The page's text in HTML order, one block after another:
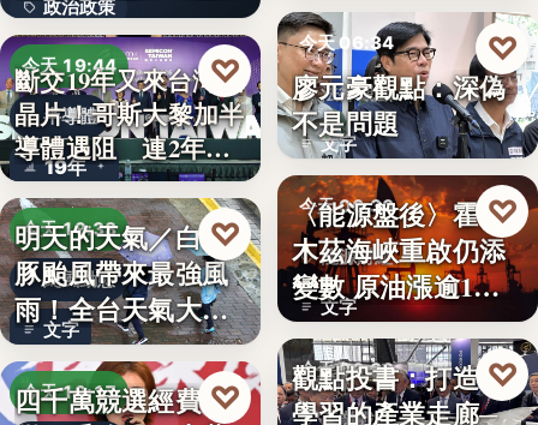
政治政策
50%
爸…
今天 19:44
半導體
19年
斷交19年又來台灣找
晶片！哥斯大黎加半
導體遇阻 連2年
參…
♡
今天 19:38
颱風動態
文字
明天的天氣／白海
豚颱風帶來最強風
雨！全台天氣大轉
變「豪雨…
♡
今天 19:17
四千萬競選經費，
♡
今天 06:34
法律觀點
文字
廖元豪觀點：深偽
不是問題
♡
今天 06:30
能源財經
文字
〈能源盤後〉霍爾
木茲海峽重啟仍添
變數 原油漲逾1%
但周…
♡
今天 06:30
產業戰略
觀點投書：打造會
學習的產業走廊─
♡